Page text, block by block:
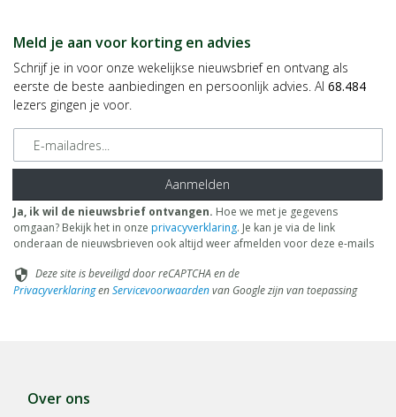
Meld je aan voor korting en advies
Schrijf je in voor onze wekelijkse nieuwsbrief en ontvang als
eerste de beste aanbiedingen en persoonlijk advies. Al 68.484
lezers gingen je voor.
E-mailadres
Aanmelden
Ja, ik wil de nieuwsbrief ontvangen. Hoe we met je gegevens
omgaan? Bekijk het in onze privacyverklaring. Je kan je via de link
onderaan de nieuwsbrieven ook altijd weer afmelden voor deze e-mails
security Deze site is beveiligd door reCAPTCHA en de
PrivacyverklaringenServicevoorwaardenvan Google zijn van toepassing
Over ons